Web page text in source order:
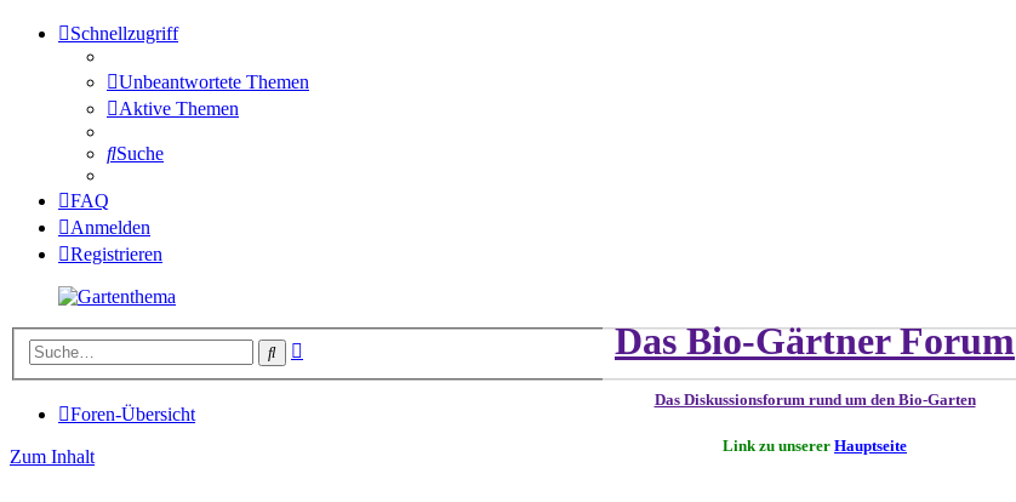
Schnellzugriff
Unbeantwortete Themen
Aktive Themen
Suche
FAQ
Anmelden
Registrieren
Das Bio-Gärtner Forum
Das Diskussionsforum rund um den Bio-Garten
Link zu unserer Hauptseite
Suche
Foren-Übersicht
Zum Inhalt